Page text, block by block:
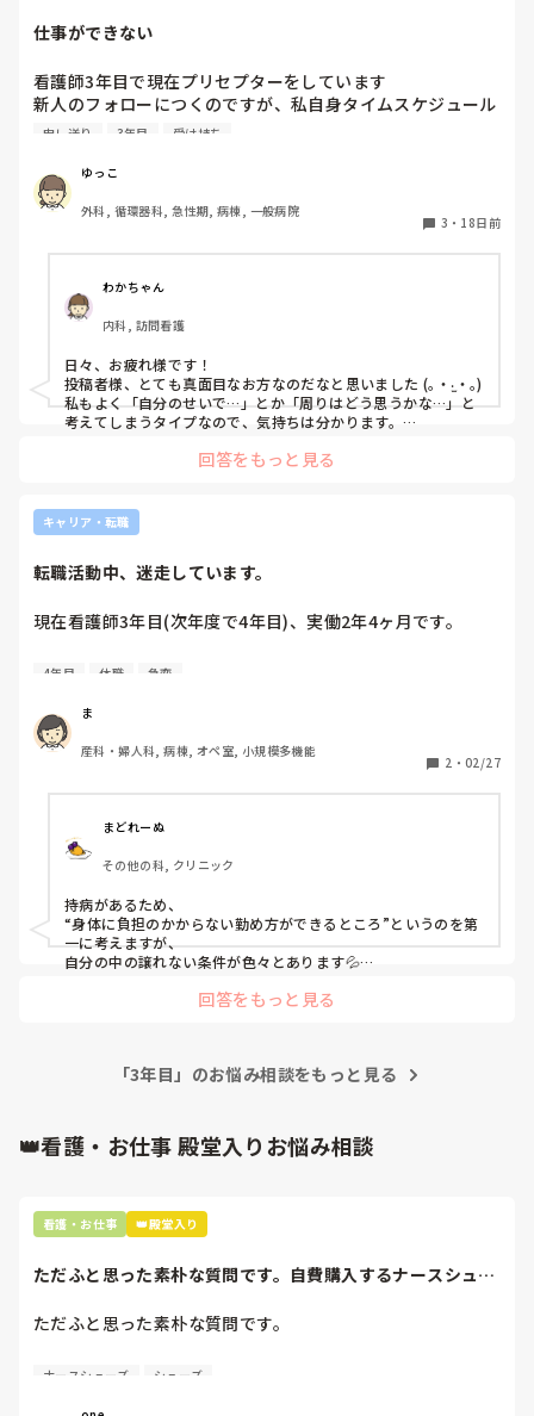
仕事ができない
看護師3年目で現在プリセプターをしています
新人のフォローにつくのですが、私自身タイムスケジュール
管理が苦手でいつも仕事が遅く、新人の頃からミスが多いで
そんな自分なので、自分の受け持ちの予定と新人の予定を合
わせながらタイムスケジュールを組み立てられず、いつも申
し送りがぎりぎりで帰りも遅いです。自分がうまくフォロー
なります。また、教えていて自分が今までしてきたことや知
識・技術に自信が無くなり常に不安な状態です。先日は初歩
的なミスも連発してしまっていました。全く戦力にならない
ため、裏で先輩に色々言われてるのではないかと考えてしま
い仕事が怖くなります。3年目になるのにこんな状態なのは
もうやめた方がいいのではないかと考えてしまいますが、プ
リセプターの役割は全うしたいと思っています。
こんな私に何か助言をいただけると嬉しいです。
申し送り 3年目 受け持ち
ゆっこ
外科, 循環器科, 急性期, 病棟, 一般病院
3 ・ 18日前
わかちゃん
内科, 訪問看護
日々、お疲れ様です！
投稿者様、とても真面目なお方なのだなと思いました (｡・‧̫・｡)
私もよく「自分のせいで…」とか「周りはどう思うかな…」と
考えてしまうタイプなので、気持ちは分かります。
私だったら、新人を育てるという立場を利用して、自分も成長
一緒になって学び直そうと思います！
私なら新人さんに不安感や不信感を持たれないように、「私も
んだ」と先に正直に話しておきます！その方が気楽かもしれま
応援していますね！！
回答をもっと見る
キャリア・転職
転職活動中、迷走しています。
現在看護師3年目(次年度で4年目)、実働2年4ヶ月です。
転職を検討しているのですが、病院やクリニック以外で勤務
自身の実働期間が短いのもあり、
例えば訪問看護では自身の任される業務が多く、患者が急変
基本的に自信が無いので選ぶことも出来ず…何ヶ月も求人を
眺めています。
大きい病院での転職も検討しましたが、休職中なのもあり応
募すらできないことも…。
皆さんの転職を考える、考えた際の重要視するポイントなど
あれば教えていただきたいです！
4年目 休職 急変
ま
産科・婦人科, 病棟, オペ室, 小規模多機能
2 ・ 02/27
まどれーぬ
その他の科, クリニック
持病があるため、
“身体に負担のかからない勤め方ができるところ”というのを第
一に考えますが、
自分の中の譲れない条件が色々とあります💦
夜勤がないのは大前提なので無床クリニックを検索するのです
と、休診の曜日
⑤通勤時間
の全てが譲れません😂
自分の理想とする条件と合致するところをひたすら探しました
💦
回答をもっと見る
「3年目」のお悩み相談をもっと見る
👑看護・お仕事 殿堂入りお悩み相談
看護・お仕事 👑殿堂入り
ただふと思った素朴な質問です。自費購入するナースシュー
ただふと思った素朴な質問です。
自費購入するナースシューズ(職場で使用してる靴)っていく
ナースシューズ シューズ